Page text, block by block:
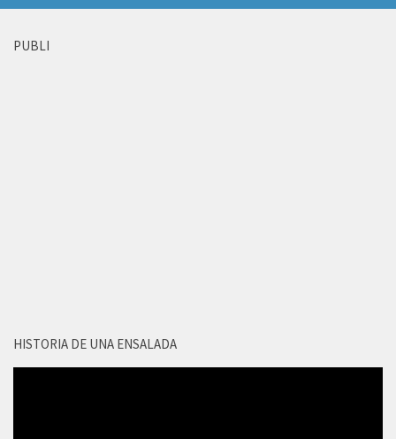
PUBLI
HISTORIA DE UNA ENSALADA